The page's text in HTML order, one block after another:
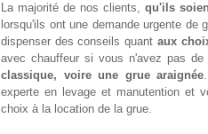
La majorité de nos clients, qu'ils
lorsqu'ils ont une demande urgente
dispenser des conseils quant aux
avec chauffeur si vous n'avez pas
classique, voire une grue araignée
experte en levage et manutention et
choix à la location de la grue.